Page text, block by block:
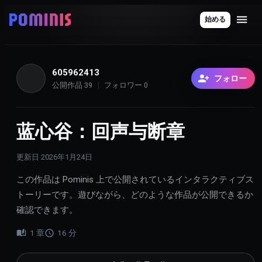
始める
605962413
公開作品 39 フォロワー 0
フォロー
蓝心谷：回声与断章
更新日 2026年1月24日
この作品は Pominis 上で公開されているインタラクティブス
トーリーです。遊びながら、どのような作品が公開できるか
確認できます。
1 章 16 分